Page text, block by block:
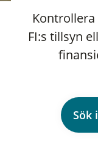
FI:s tillsyn
Sök